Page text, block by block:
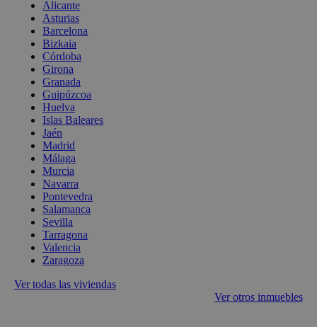
Alicante
Asturias
Barcelona
Bizkaia
Córdoba
Girona
Granada
Guipúzcoa
Huelva
Islas Baleares
Jaén
Madrid
Málaga
Murcia
Navarra
Pontevedra
Salamanca
Sevilla
Tarragona
Valencia
Zaragoza
Ver todas las viviendas
Ver otros inmuebles